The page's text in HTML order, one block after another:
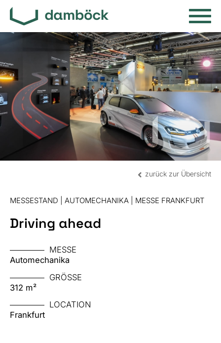
zurück zur Übersicht
MESSESTAND | AUTOMECHANIKA | MESSE FRANKFURT
Driving ahead
MESSE
Automechanika
GRÖSSE
312 m²
LOCATION
Frankfurt